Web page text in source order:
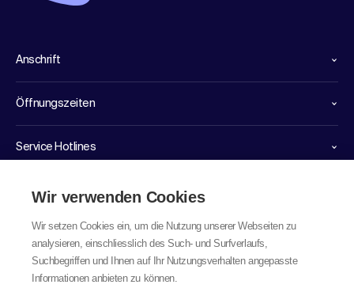
Anschrift
Öffnungszeiten
Service Hotlines
LinksWir verwenden Cookies
Wir setzen Cookies ein, um die Nutzung unserer Webseiten zu
analysieren, einschliesslich des Such- und Surfverlaufs,
Suchbegriffen und Ihnen auf Ihr Nutzungsverhalten angepasste
Informationen anbieten zu können.